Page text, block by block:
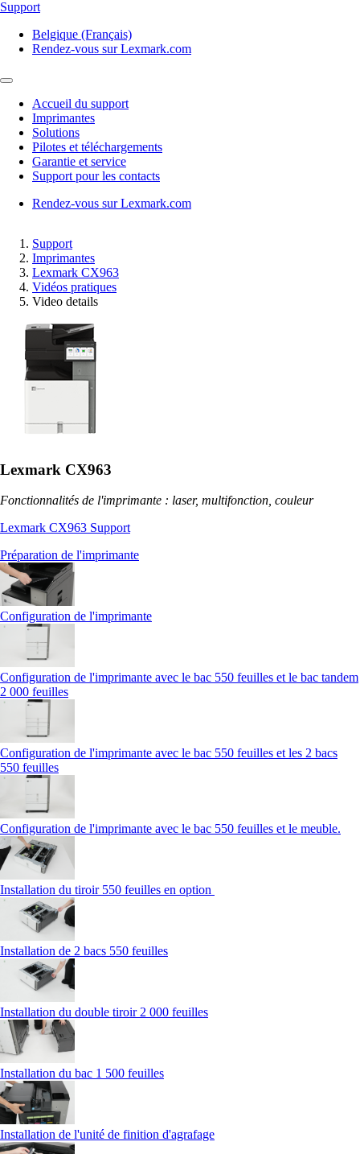
Support
Belgique (Français)
Rendez-vous sur Lexmark.com
Accueil du support
Imprimantes
Solutions
Pilotes et téléchargements
Garantie et service
Support pour les contacts
Rendez-vous sur Lexmark.com
Support
Imprimantes
Lexmark CX963
Vidéos pratiques
Video details
Lexmark CX963
Fonctionnalités de l'imprimante : laser, multifonction, couleur
Lexmark CX963 Support
Préparation de l'imprimante
Configuration de l'imprimante
Configuration de l'imprimante avec le bac 550 feuilles et le bac tandem
2 000 feuilles
Configuration de l'imprimante avec le bac 550 feuilles et les 2 bacs
550 feuilles
Configuration de l'imprimante avec le bac 550 feuilles et le meuble.
Installation du tiroir 550 feuilles en option
Installation de 2 bacs 550 feuilles
Installation du double tiroir 2 000 feuilles
Installation du bac 1 500 feuilles
Installation de l'unité de finition d'agrafage